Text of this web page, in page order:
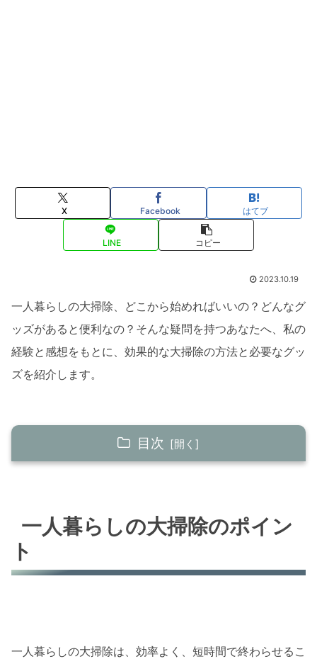
X Facebook はてブ
LINE コピー
2023.10.19
一人暮らしの大掃除、どこから始めればいいの？どんなグ
ッズがあると便利なの？そんな疑問を持つあなたへ、私の
経験と感想をもとに、効果的な大掃除の方法と必要なグッ
ズを紹介します。
目次
掃除の頻度とタイミング
大掃除で気をつけること
一人暮らしの大掃除のポイン
ト
一人暮らしの大掃除は、効率よく、短時間で終わらせるこ